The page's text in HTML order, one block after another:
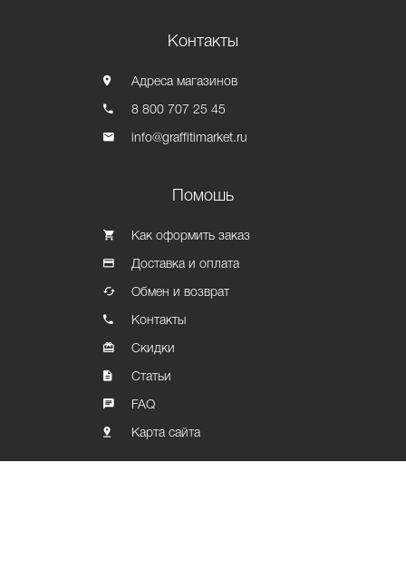
Контакты
Адреса магазинов
8 800 707 25 45
info@graffitimarket.ru
Помошь
Как оформить заказ
Доставка и оплата
Обмен и возврат
Контакты
Скидки
Статьи
FAQ
Карта сайта